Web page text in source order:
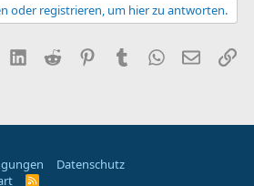
oder registrieren, um hier zu antworten.
LinkedIn
Reddit PinterestTumblr WhatsApp
E-Mail
Datenschutz
R